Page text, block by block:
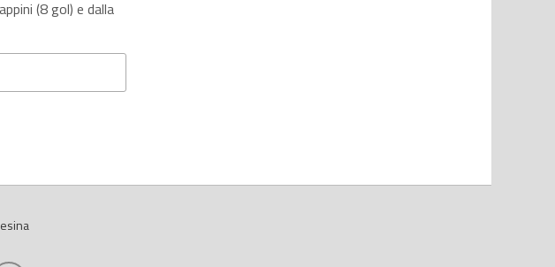
(8 gol) e dalla